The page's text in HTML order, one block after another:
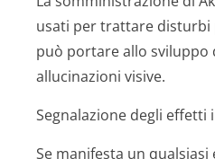
usati per trattare disturbi
può portare allo sviluppo
allucinazioni visive.
Segnalazione degli effetti
Se manifesta un